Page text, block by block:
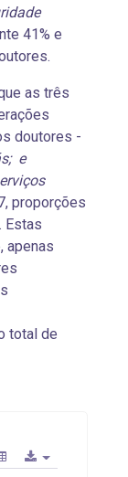
41% e
as três
doutores -
e
proporções
Estas
apenas
total de